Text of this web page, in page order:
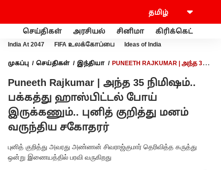
செய்திகள் அரசியல் சினிமா கிரிக்கெட்
India At 2047 FIFA உலக்கோப்பை Ideas of India
முகப்பு செய்திகள் இந்தியா
PUNEETH RAJKUMAR | அந்த 35
குறித்து மனம் வருந்திய சகோதரர்
Puneeth Rajkumar | அந்த 35 நிமிஷம்..
பக்கத்து ஹாஸ்பிட்டல் போய்
இருக்கணும்.. புனித் குறித்து மனம்
வருந்திய சகோதரர்
புனித் குறித்து அவரது அண்ணன் சிவராஜ்குமார் தெரிவித்த கருத்து
ஒன்று இணையத்தில் பரவி வருகிறது